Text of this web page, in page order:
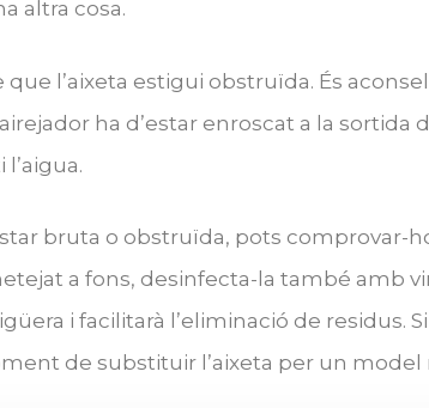
altra cosa.
que l’aixeta estigui obstruïda. És
ha d’estar enroscat a la sortida
bruta o obstruïda, pots comprovar-
a fons, desinfecta-la també amb
i facilitarà l’eliminació de residus.
de substituir l’aixeta per un model